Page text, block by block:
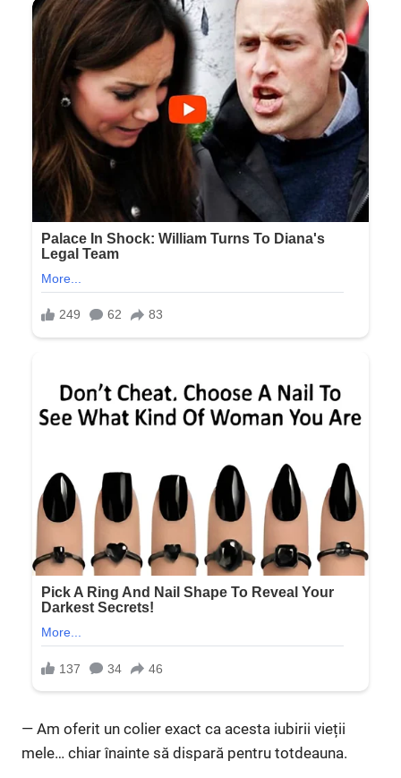
— Am oferit un colier exact ca acesta iubirii vieții
mele… chiar înainte să dispară pentru totdeauna.